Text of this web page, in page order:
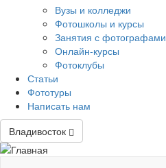
Вузы и колледжи
Фотошколы и курсы
Занятия с фотографами
Онлайн-курсы
Фотоклубы
Статьи
Фототуры
Написать нам
Владивосток